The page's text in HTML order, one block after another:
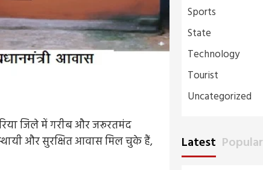
जिले में गरीब और जरूरतमंद
और सुरक्षित आवास मिल चुके हैं,
Sports
State
Technology
Tourist
Uncategorized
Latest Popular